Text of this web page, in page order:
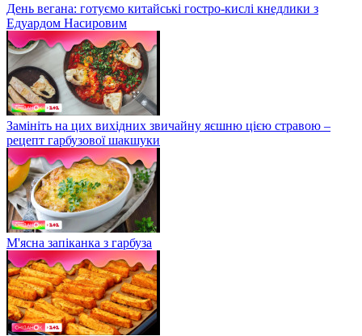
День вегана: готуємо китайські гостро-кислі кнедлики з
Едуардом Насировим
Замініть на цих вихідних звичайну яєшню цією стравою –
рецепт гарбузової шакшуки
М'ясна запіканка з гарбуза